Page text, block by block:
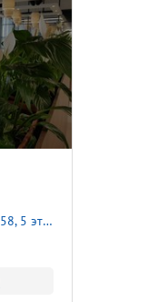
МТЦ «Новый» ул. Советская 58, 5 этаж